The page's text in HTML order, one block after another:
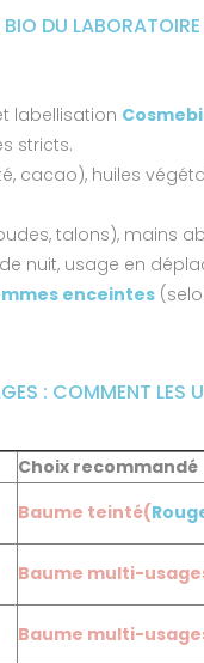
BIO DU
labellisation
stricts.
cacao), huiles
talons), mains
nuit, usage en
enceintes
: COMMENT LES
Choix recommandé
Baume teinté(
Baume multi-
Baume multi-